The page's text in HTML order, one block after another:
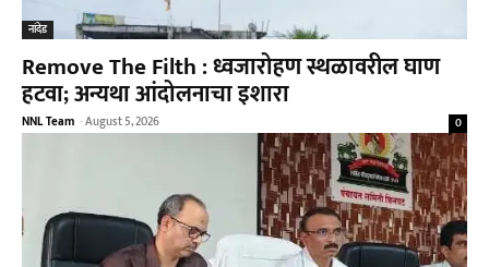
नांदेड
Remove The Filth : ध्वजारोहण स्थळावरील घाण
हटवा; अन्यथा आंदोलनाचा इशारा
NNL Team -August 5, 2026 0